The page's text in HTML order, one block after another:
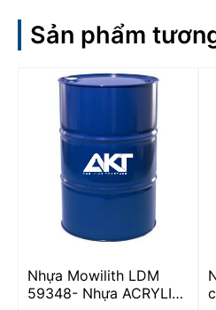
Sản phẩm
Nhựa Mowilith LDM
59348- Nhựa ACRYLIC